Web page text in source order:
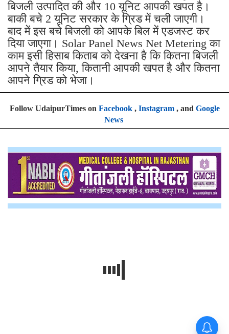
बिजली उत्पादित की और 10 यूनिट आपकी खपत है।
बाकी बचे 2 यूनिट सरकार के ग्रिड में चली जाएगी।
बाद में इस बचे बिजली को आपके बिल में एडजस्ट कर
दिया जाएगा। Solar Panel News Net Metering का
काम इसी हिसाब किताब को देखना है कि कितना बिजली
आपने तैयार किया, कितानी आपकी खपत है और कितना
आपने ग्रिड को भेजा।
Follow UdaipurTimes on Facebook, Instagram, and Google
News